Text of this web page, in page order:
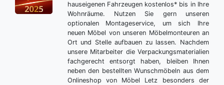
hauseigenen Fahrzeugen kostenlos* bis in Ihre
Wohnräume. Nutzen Sie gern unseren
optionalen Montageservice, um sich Ihre
neuen Möbel von unseren Möbelmonteuren an
Ort und Stelle aufbauen zu lassen. Nachdem
unsere Mitarbeiter die Verpackungsmaterialien
fachgerecht entsorgt haben, bleiben Ihnen
neben den bestellten Wunschmöbeln aus dem
Onlineshop von Möbel Letz besonders der